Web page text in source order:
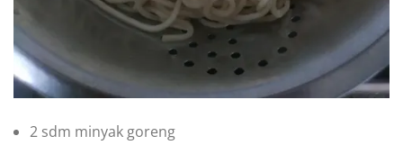
2 sdm minyak goreng